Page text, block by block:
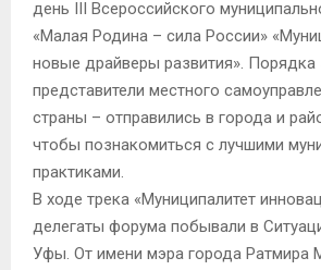
день III Всероссийского
«Малая Родина – сила России»
новые драйверы развития». Порядка
представители местного
страны – отправились в города и
чтобы познакомиться с лучшими
практиками.
В ходе трека «Муниципалитет
делегаты форума побывали в
Уфы. От имени мэра города Ратмира